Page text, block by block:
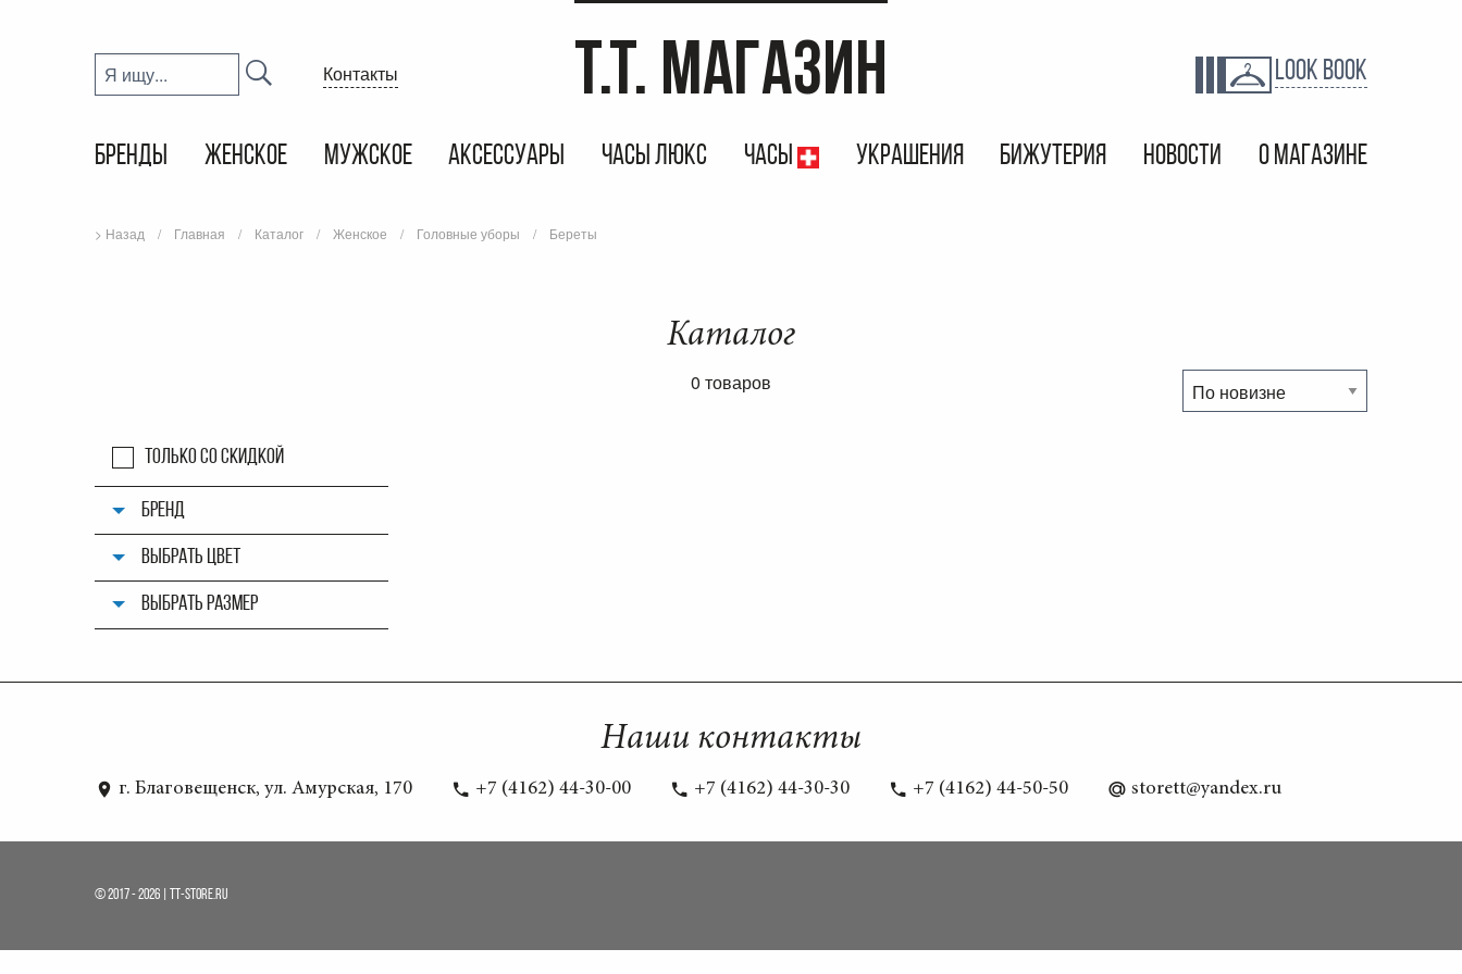
Контакты T.T. МАГАЗИН LOOK BOOK
БРЕНДЫ ЖЕНСКОЕ МУЖСКОЕ АКСЕССУАРЫ ЧАСЫ ЛЮКС ЧАСЫ УКРАШЕНИЯ БИЖУТЕРИЯ НОВОСТИ О МАГАЗИНЕ
> Назад Главная Каталог Женское Головные уборы Береты
Каталог
0 товаров
Только со скидкой
БРЕНД
ВЫБРАТЬ ЦВЕТ
ВЫБРАТЬ РАЗМЕР
Наши контакты
г. Благовещенск, ул. Амурская, 170 +7 (4162) 44-30-00 +7 (4162) 44-30-30 +7 (4162) 44-50-50 storett@yandex.ru
© 2017 - 2026 | TT-STORE.RU